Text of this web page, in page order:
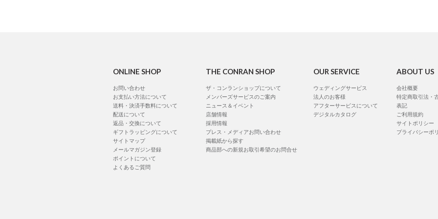
ONLINE SHOP
お問い合わせ
お支払い方法について
送料・決済手数料について
配送について
返品・交換について
ギフトラッピングについて
サイトマップ
メールマガジン登録
ポイントについて
よくあるご質問
THE CONRAN SHOP
ザ・コンランショップについて
メンバーズサービスのご案内
ニュース＆イベント
店舗情報
採用情報
プレス・メディアお問い合わせ
掲載紙から探す
商品部への新規お取引希望のお問合せ
OUR SERVICE
ウェディングサービス
法人のお客様
アフターサービスについて
デジタルカタログ
ABOUT US
会社概要
特定商取引法・
表記
ご利用規約
サイトポリシー
プライバシーポ